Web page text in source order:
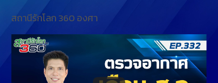
สถานีรักโลก 360 องศา